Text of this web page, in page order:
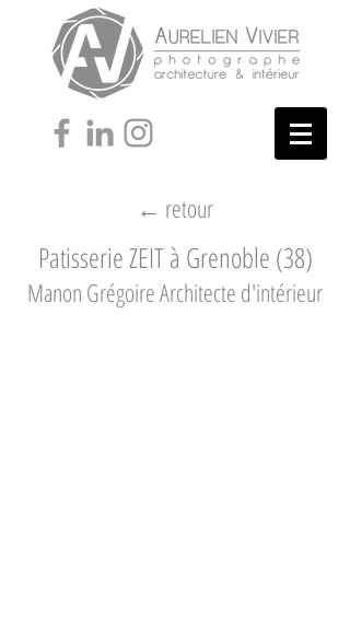
← retour
Patisserie ZEIT à Grenoble (38)
Manon Grégoire Architecte d'intérieur